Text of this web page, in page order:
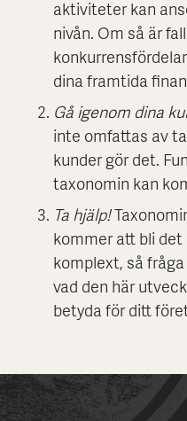
aktiviteter kan
nivån. Om så är
dina framtida
Gå igenom dina
inte omfattas av
kunder gör det.
taxonomin kan
Ta hjälp!
kommer att bli det
komplext, så
vad den här
betyda för ditt